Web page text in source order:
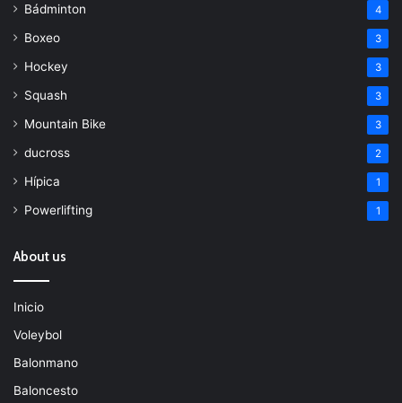
Bádminton 4
Boxeo 3
Hockey 3
Squash 3
Mountain Bike 3
ducross 2
Hípica 1
Powerlifting 1
About us
Inicio
Voleybol
Balonmano
Baloncesto